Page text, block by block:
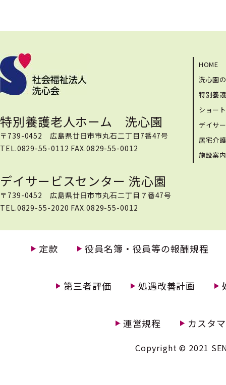
特別養護老人ホーム 洗心園
〒739-0452 広島県廿日市市丸石二丁目7番47号
TEL.0829-55-0112 FAX.0829-55-0012
デイサービスセンター 洗心園
〒739-0452 広島県廿日市市丸石二丁目７番47号
TEL.0829-55-2020 FAX.0829-55-0012
HOME
洗心園
特別養
ショー
デイサ
居宅介
施設案
定款 役員名簿・役員等の報酬規程
第三者評価 処遇改善計画
運営規程 カスタ
Copyright © 2021